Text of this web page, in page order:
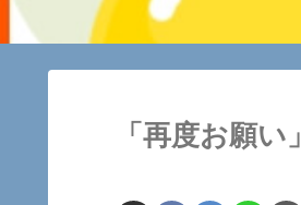
「再度お願い」